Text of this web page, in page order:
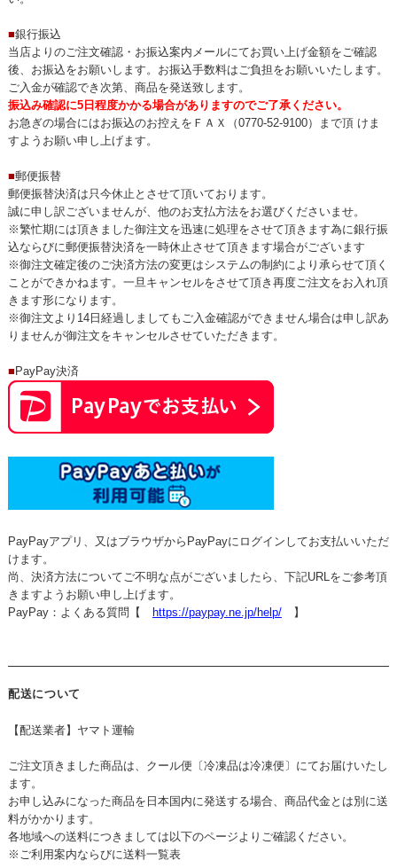
■銀行振込
当店よりのご注文確認・お振込案内メールにてお買い上げ金額をご確認
後、お振込をお願いします。お振込手数料はご負担をお願いいたします。
ご入金が確認でき次第、商品を発送致します。
振込み確認に5日程度かかる場合がありますのでご了承ください。
お急ぎの場合にはお振込のお控えをＦＡＸ（0770-52-9100）まで頂 けま
すようお願い申し上げます。
■郵便振替
郵便振替決済は只今休止とさせて頂いております。
誠に申し訳ございませんが、他のお支払方法をお選びくださいませ。
※繁忙期には頂きました御注文を迅速に処理をさせて頂きます為に銀行振
込ならびに郵便振替決済を一時休止させて頂きます場合がございます
※御注文確定後のご決済方法の変更はシステムの制約により承らせて頂く
ことができかねます。一旦キャンセルをさせて頂き再度ご注文をお入れ頂
きます形になります。
※御注文より14日経過しましてもご入金確認ができません場合は申し訳あ
りませんが御注文をキャンセルさせていただきます。
■ PayPay決済
PayPayアプリ、又はブラウザからPayPayにログインしてお支払いいただ
けます。
尚、決済方法についてご不明な点がございましたら、下記URLをご参考頂
きますようお願い申し上げます。
PayPay：よくある質問【
https://paypay.ne.jp/help/】
配送について
【配送業者】ヤマト運輸
ご注文頂きました商品は、クール便〔冷凍品は冷凍便〕にてお届けいたし
ます。
お申し込みになった商品を日本国内に発送する場合、商品代金とは別に送
料がかかります。
各地域への送料につきましては以下のページよりご確認ください。
※ご利用案内ならびに送料一覧表